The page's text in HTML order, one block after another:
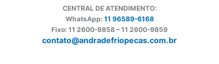
CENTRAL DE ATENDIMENTO:
WhatsApp: 11 96589-6168
Fixo: 11 2600-9858 – 11 2600-9859
contato@andradefriopecas.com.br